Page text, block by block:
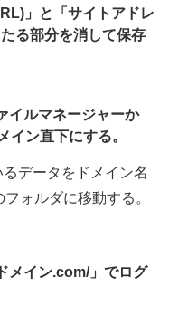
」と「サイトアドレ
る部分を消して保存
イルマネージャーか
イン直下にする。
データをドメイン名
ォルダに移動する。
メイン.com/」でログ